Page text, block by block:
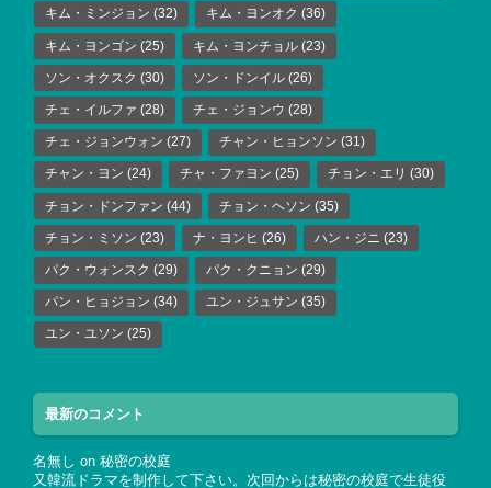
キム・ミンジョン (32) キム・ヨンオク (36)
キム・ヨンゴン (25) キム・ヨンチョル (23)
ソン・オクスク (30) ソン・ドンイル (26)
チェ・イルファ (28) チェ・ジョンウ (28)
チェ・ジョンウォン (27) チャン・ヒョンソン (31)
チャン・ヨン (24) チャ・ファヨン (25) チョン・エリ (30)
チョン・ドンファン (44) チョン・ヘソン (35)
チョン・ミソン (23) ナ・ヨンヒ (26) ハン・ジニ (23)
パク・ウォンスク (29) パク・クニョン (29)
パン・ヒョジョン (34) ユン・ジュサン (35)
ユン・ユソン (25)
最新のコメント
名無し on 秘密の校庭
又韓流ドラマを制作して下さい。次回からは秘密の校庭で生徒役